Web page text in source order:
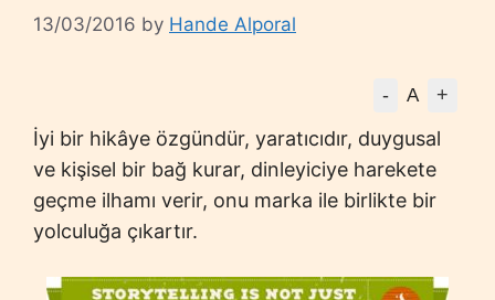
13/03/2016 by Hande Alporal
- A +
İyi bir hikâye özgündür, yaratıcıdır, duygusal
ve kişisel bir bağ kurar, dinleyiciye harekete
geçme ilhamı verir, onu marka ile birlikte bir
yolculuğa çıkartır.